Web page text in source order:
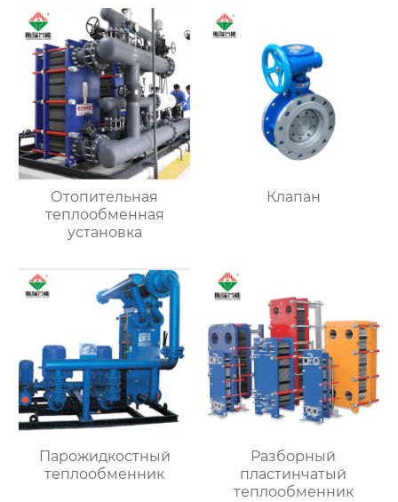
Отопительная
теплообменная
установка
Клапан
Парожидкостный
теплообменник
Разборный
пластинчатый
теплообменник